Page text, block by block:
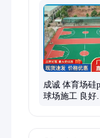
漆、epdm颗粒
硅pu地面、硅
pu、材料硅pu
胶地面、攀爬
成诚 体育场硅
球场施工 良好